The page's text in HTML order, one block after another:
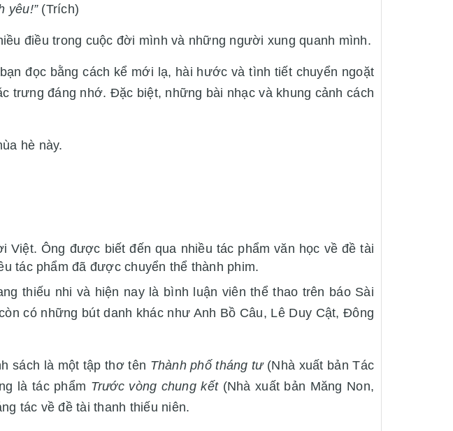
yêu!”(Trích)
điều trong cuộc đời mình và những người xung quanh mình.
bạn đọc bằng cách kể mới lạ, hài hước và tình tiết chuyển ngoặt
trưng đáng nhớ. Đặc biệt, những bài nhạc và khung cảnh cách
hè này.
Việt. Ông được biết đến qua nhiều tác phẩm văn học về đề tài
tác phẩm đã được chuyển thể thành phim.
thiếu nhi và hiện nay là bình luận viên thể thao trên báo Sài
có những bút danh khác như Anh Bồ Câu, Lê Duy Cật, Đông
sách là một tập thơ tên Thành phố tháng tư(Nhà xuất bản Tác
là tác phẩm Trước vòng chung kết (Nhà xuất bản Măng Non,
tác về đề tài thanh thiếu niên.